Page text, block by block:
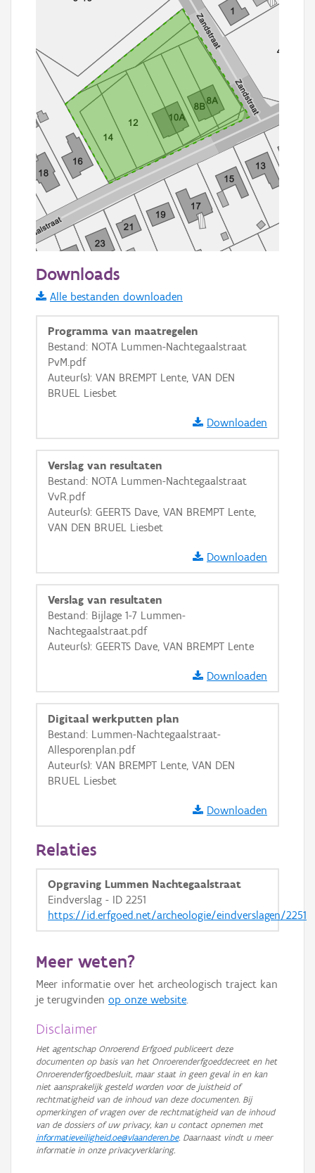
Informatie Vlaanderen
i
+
Basis Lagen
OSM-Basiskaart
Ortho
Downloads
Alle bestanden downloaden
Programma van maatregelen
Bestand: NOTA Lummen-Nachtegaalstraat
PvM.pdf
Auteur(s): VAN BREMPT Lente, VAN DEN
BRUEL Liesbet
Downloaden
Verslag van resultaten
Bestand: NOTA Lummen-Nachtegaalstraat
VvR.pdf
Auteur(s): GEERTS Dave, VAN BREMPT Lente,
VAN DEN BRUEL Liesbet
Downloaden
Verslag van resultaten
Bestand: Bijlage 1-7 Lummen-
Nachtegaalstraat.pdf
Auteur(s): GEERTS Dave, VAN BREMPT Lente
Downloaden
Digitaal werkputten plan
Bestand: Lummen-Nachtegaalstraat-
Allesporenplan.pdf
Auteur(s): VAN BREMPT Lente, VAN DEN
BRUEL Liesbet
Downloaden
Relaties
Opgraving Lummen Nachtegaalstraat
Eindverslag - ID 2251
https://id.erfgoed.net/archeologie/eindverslagen/2251
Meer weten?
Meer informatie over het archeologisch traject kan
je terugvinden op onze website.
Disclaimer
Het agentschap Onroerend Erfgoed publiceert deze
documenten op basis van het Onroerenderfgoeddecreet en het
Onroerenderfgoedbesluit, maar staat in geen geval in en kan
niet aansprakelijk gesteld worden voor de juistheid of
rechtmatigheid van de inhoud van deze documenten. Bij
opmerkingen of vragen over de rechtmatigheid van de inhoud
van de dossiers of uw privacy, kan u contact opnemen met
informatieveiligheid.oe@vlaanderen.be. Daarnaast vindt u meer
informatie in onze privacyverklaring.